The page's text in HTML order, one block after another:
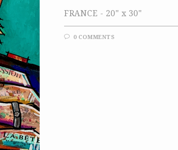
FRANCE - 20" x 30"
0 COMMENTS